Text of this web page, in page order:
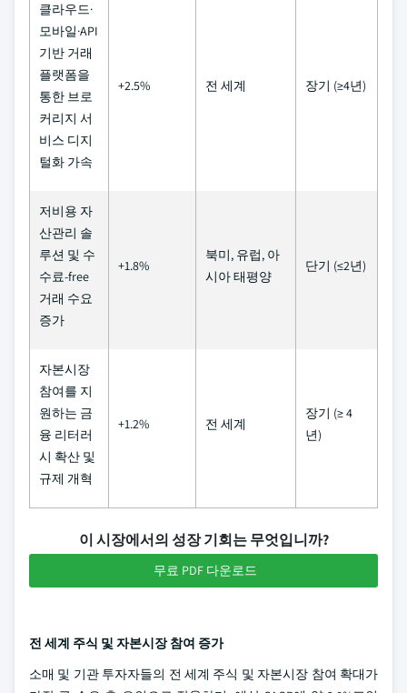
클라우드·
모바일·API
기반 거래
플랫폼을
통한 브로
커리지 서
비스 디지
털화 가속
+2.5% 전 세계 장기 (≥4년)
저비용 자
산관리 솔
루션 및 수
수료-free
거래 수요
증가
+1.8%
북미, 유럽, 아
시아 태평양
단기 (≤2년)
자본시장
참여를 지
원하는 금
융 리터러
시 확산 및
규제 개혁
+1.2% 전 세계
장기 (≥ 4
년)
이 시장에서의 성장 기회는 무엇입니까?
무료 PDF 다운로드
전 세계 주식 및 자본시장 참여 증가
소매 및 기관 투자자들의 전 세계 주식 및 자본시장 참여 확대가